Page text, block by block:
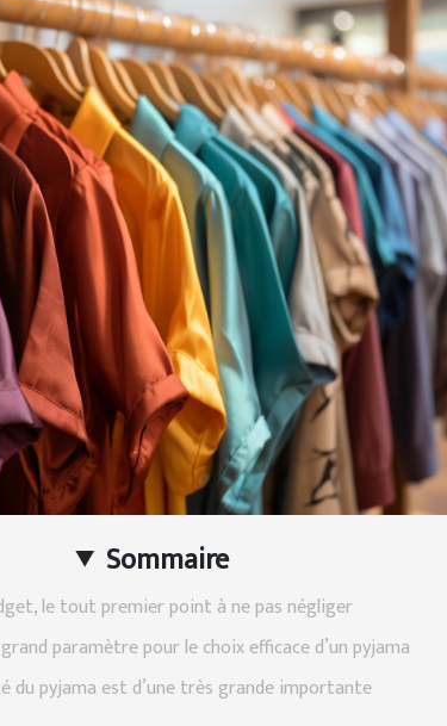
Sommaire
le tout premier point à ne pas négliger
paramètre pour le choix efficace d’un pyjama
du pyjama est d’une très grande importante